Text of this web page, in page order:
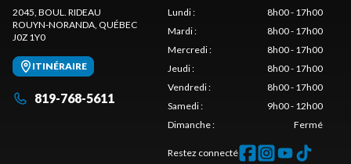
2045, BOUL. RIDEAU
ROUYN-NORANDA, QUÉBEC
J0Z 1Y0
ITINÉRAIRE
819-768-5611
Lundi:
8h00 - 17h00
Mardi:
8h00 - 17h00
Mercredi:
8h00 - 17h00
Jeudi:
8h00 - 17h00
Vendredi:
8h00 - 17h00
Samedi:
9h00 - 12h00
Dimanche: Fermé
Restez connecté